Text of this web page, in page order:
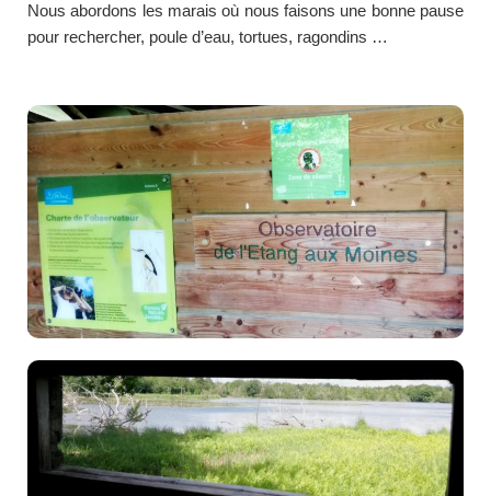
Nous abordons les marais où nous faisons une bonne pause
pour rechercher, poule d’eau, tortues, ragondins …